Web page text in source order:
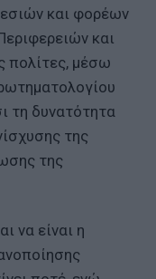
και φορέων
και
πολίτες, μέσω
τη δυνατότητα
της
της
να είναι η